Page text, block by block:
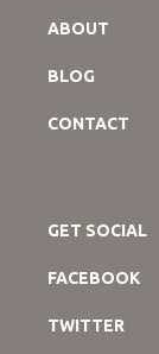
ABOUT
BLOG
CONTACT
GET SOCIAL
FACEBOOK
TWITTER